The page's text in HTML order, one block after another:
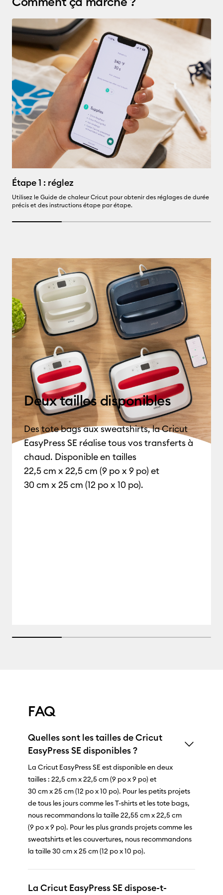
Étape 1 : réglez
Utilisez le Guide de chaleur Cricut pour obtenir des réglages de durée
précis et des instructions étape par étape.
25% completed
Deux tailles disponibles
Des tote bags aux sweatshirts,la Cricut
EasyPress SE réalise tous vos transferts à
chaud. Disponible en tailles
22,5 cm x 22,5 cm (9 po x 9 po) et
30 cm x 25 cm (12 po x 10 po).
25% completed
FAQ
Quelles sont les tailles de Cricut
EasyPress SE disponibles ?
La Cricut EasyPress SE est disponible en deux
tailles : 22,5 cm x 22,5 cm (9 po x 9 po) et
30 cm x 25 cm (12 po x 10 po). Pour les petits projets
de tous les jours comme les T-shirts et les tote bags,
nous recommandons la taille 22,55 cm x 22,5 cm
(9 po x 9 po). Pour les plus grands projets comme les
sweatshirts et les couvertures, nous recommandons
la taille 30 cm x 25 cm (12 po x 10 po).
La Cricut EasyPress SE dispose-t-